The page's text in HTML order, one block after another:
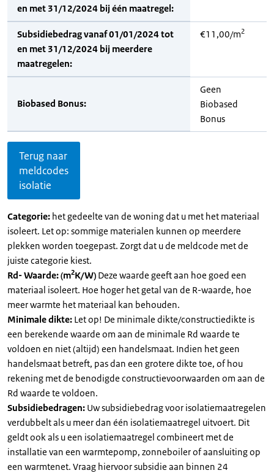
en met 31/12/2024 bij één maatregel:
Subsidiebedrag vanaf 01/01/2024 tot
en met 31/12/2024 bij meerdere
maatregelen:
€11,00/m2
Biobased Bonus:
Geen
Biobased
Bonus
Terug naar
meldcodes
isolatie
Categorie: het gedeelte van de woning dat u met het materiaal
isoleert. Let op: sommige materialen kunnen op meerdere
plekken worden toegepast. Zorgt dat u de meldcode met de
juiste categorie kiest.
Rd- Waarde: (m2K/W) Deze waarde geeft aan hoe goed een
materiaal isoleert. Hoe hoger het getal van de R-waarde, hoe
meer warmte het materiaal kan behouden.
Minimale dikte: Let op! De minimale dikte/constructiedikte is
een berekende waarde om aan de minimale Rd waarde te
voldoen en niet (altijd) een handelsmaat. Indien het geen
handelsmaat betreft, pas dan een grotere dikte toe, of hou
rekening met de benodigde constructievoorwaarden om aan de
Rd waarde te voldoen.
Subsidiebedragen: Uw subsidiebedrag voor isolatiemaatregelen
verdubbelt als u meer dan één isolatiemaatregel uitvoert. Dit
geldt ook als u een isolatiemaatregel combineert met de
installatie van een warmtepomp, zonneboiler of aansluiting op
een warmtenet. Vraag hiervoor subsidie aan binnen 24